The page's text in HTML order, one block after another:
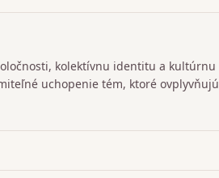
kolektívnu identitu a kultúrnu
uchopenie tém, ktoré ovplyvňujú